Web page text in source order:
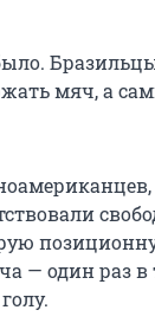
мяч, а
— один раз в